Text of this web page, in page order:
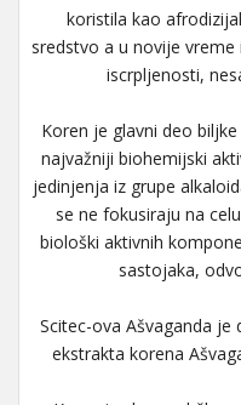
koristila kao
sredstvo a u novije
iscrpljenosti,
Koren je glavni deo
najvažniji biohemijski
jedinjenja iz grupe
se ne fokusiraju na
biološki aktivnih
sastojaka,
Scitec-ova Ašvaganda
ekstrakta korena